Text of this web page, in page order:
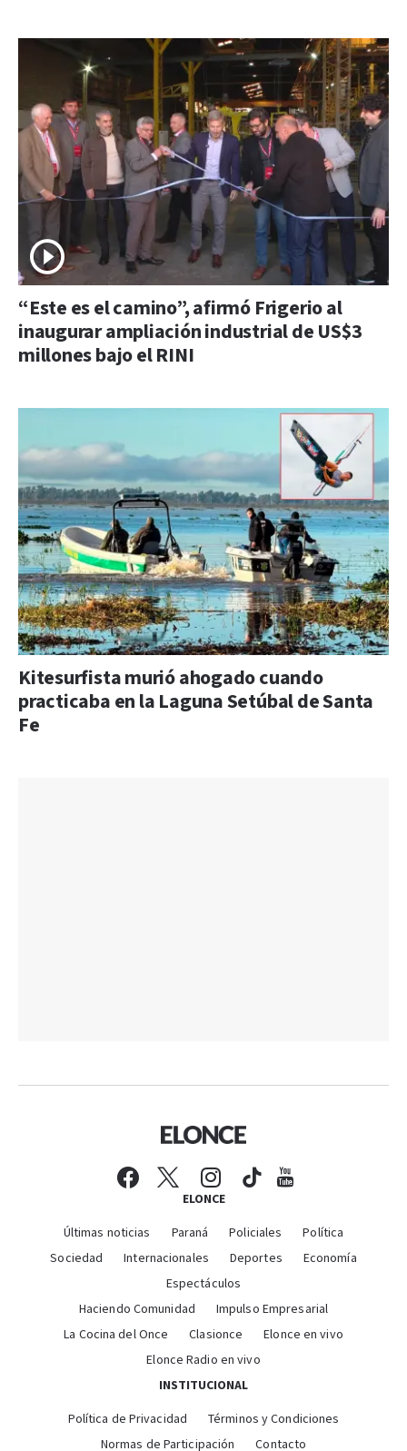
“Este es el camino”, afirmó Frigerio al
inaugurar ampliación industrial de US$3
millones bajo el RINI
Kitesurfista murió ahogado cuando
practicaba en la Laguna Setúbal de Santa
Fe
ELONCE
Últimas noticias Paraná Policiales
Política
Sociedad
Internacionales Deportes
Economía
Espectáculos
Haciendo Comunidad
Impulso Empresarial
La Cocina del Once
Clasionce
Elonce en vivo
Elonce Radio en vivo
INSTITUCIONAL
Política de Privacidad
Términos y Condiciones
Normas de Participación
Contacto